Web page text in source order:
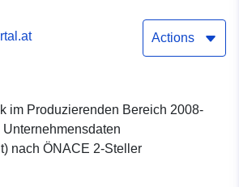
nach
Actions
im Produzierenden Bereich 2008-
nach ÖNACE 2-Steller